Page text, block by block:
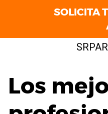
Los
SOLICITA